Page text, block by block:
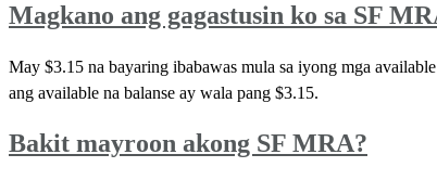
Magkano ang gagastusin ko sa SF
May $3.15 na bayaring ibabawas mula sa iyong mga
ang available na balanse ay wala pang $3.15.
Bakit mayroon akong SF MRA?